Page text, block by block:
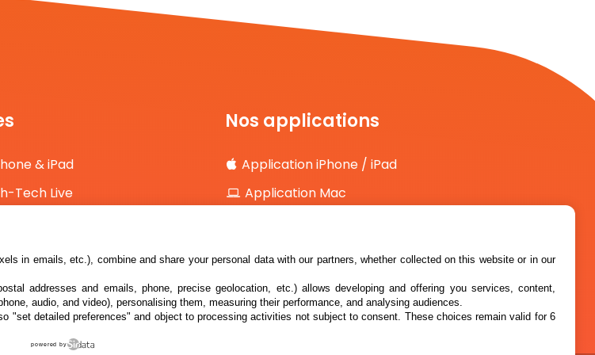
& iPad
Tech Live
Nos applications
Application iPhone / iPad
Application Mac
in emails, etc.), combine and share your personal data with our partners, whether collected on this website or in our
addresses and emails, phone, precise geolocation, etc.) allows developing and offering you services, content,
audio, and video), personalising them, measuring their performance, and analysing audiences.
"set detailed preferences" and object to processing activities not subject to consent. These choices remain valid for 6
powered by